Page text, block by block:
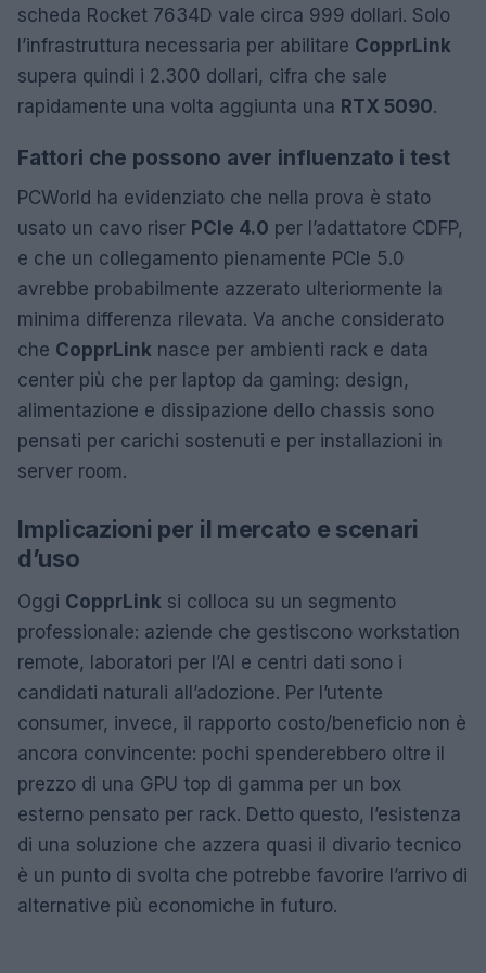
scheda Rocket 7634D vale circa 999 dollari. Solo
l’infrastruttura necessaria per abilitare CopprLink
supera quindi i 2.300 dollari, cifra che sale
rapidamente una volta aggiunta una RTX 5090.
Fattori che possono aver influenzato i test
PCWorld ha evidenziato che nella prova è stato
usato un cavo riser PCIe 4.0 per l’adattatore CDFP,
e che un collegamento pienamente PCIe 5.0
avrebbe probabilmente azzerato ulteriormente la
minima differenza rilevata. Va anche considerato
che CopprLink nasce per ambienti rack e data
center più che per laptop da gaming: design,
alimentazione e dissipazione dello chassis sono
pensati per carichi sostenuti e per installazioni in
server room.
Implicazioni per il mercato e scenari
d’uso
Oggi CopprLink si colloca su un segmento
professionale: aziende che gestiscono workstation
remote, laboratori per l’AI e centri dati sono i
candidati naturali all’adozione. Per l’utente
consumer, invece, il rapporto costo/beneficio non è
ancora convincente: pochi spenderebbero oltre il
prezzo di una GPU top di gamma per un box
esterno pensato per rack. Detto questo, l’esistenza
di una soluzione che azzera quasi il divario tecnico
è un punto di svolta che potrebbe favorire l’arrivo di
alternative più economiche in futuro.